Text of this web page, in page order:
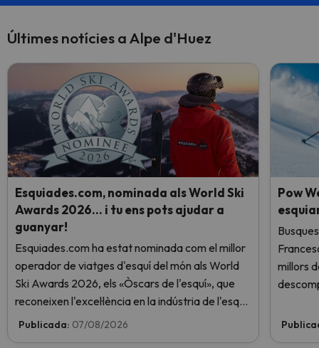
Últimes notícies a Alpe d'Huez
Esquiades.com, nominada als World Ski
Awards 2026… i tu ens pots ajudar a
guanyar!
Esquiades.com ha estat nominada com el millor
operador de viatges d'esquí del món als World
Ski Awards 2026, els «Òscars de l'esquí», que
reconeixen l'excel·lència en la indústria de l'esquí.
Vota ara i ajuda'ns a arribar al capdamunt!
Publicada: 07/08/2026
Pow
millors